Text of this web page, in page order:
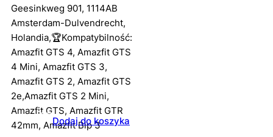
Geesinkweg 901, 1114AB
Amsterdam-Dulvendrecht,
Holandia,🏆Kompatybilność:
Amazfit GTS 4, Amazfit GTS
4 Mini, Amazfit GTS 3,
Amazfit GTS 2, Amazfit GTS
2e,Amazfit GTS 2 Mini,
Amazfit GTS, Amazfit GTR
42mm, Amazfit Bip 3
Dodaj do koszyka